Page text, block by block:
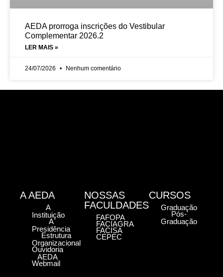
AEDA prorroga inscrições do Vestibular
Complementar 2026.2
LER MAIS »
24/07/2026 Nenhum comentário
A AEDA
A
Instituição
A
Presidência
Estrutura
Organizacional
Ouvidoria
AEDA
Webmail
NOSSAS
FACULDADES
FAFOPA
FACIAGRA
FACISA
CEPEC
CURSOS
Graduação
Pós-
Graduação